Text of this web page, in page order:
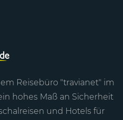
Reisebüro "travianet" im
hohes Maß an Sicherheit
und Hotels für